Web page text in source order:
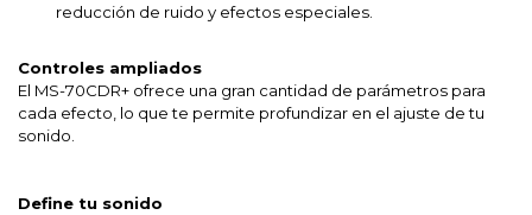
reducción de ruido y efectos especiales.
Controles ampliados
El MS-70CDR+ ofrece una gran cantidad de parámetros para
cada efecto, lo que te permite profundizar en el ajuste de tu
sonido.
Define tu sonido